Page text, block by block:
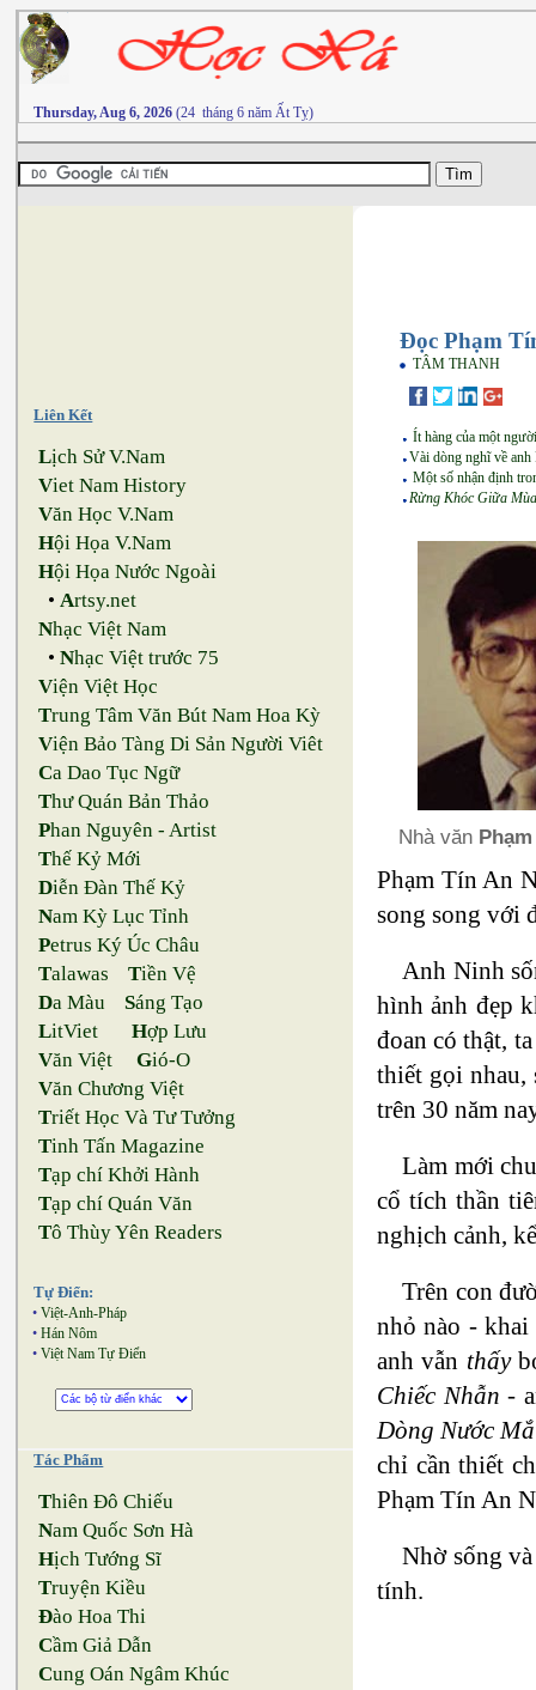
Thursday, Aug 6, 2026 (24 tháng 6 năm Ất Tỵ)
Liên Kết
Lịch Sử V.Nam
Viet Nam History
Văn Học V.Nam
Hội Họa V.Nam
Hội Họa Nước Ngoài
•Artsy.net
Nhạc Việt Nam
•Nhạc Việt trước 75
Viện Việt Học
Trung Tâm Văn Bút Nam Hoa Kỳ
Viện Bảo Tàng Di Sản Người Viêt
Ca Dao Tục Ngữ
Thư Quán Bản Thảo
Phan Nguyên - Artist
Thế Kỷ Mới
Diễn Đàn Thế Kỷ
Nam Kỳ Lục Tỉnh
Petrus Ký Úc Châu
Talawas Tiền Vệ
Da Màu Sáng Tạo
LitViet Hợp Lưu
Văn Việt Gió-O
Văn Chương Việt
Triết Học Và Tư Tưởng
Tinh Tấn Magazine
Tạp chí Khởi Hành
Tạp chí Quán Văn
Tô Thùy Yên Readers
Tự Điển:
• Việt-Anh-Pháp
• Hán Nôm
• Việt Nam Tự Điển
Tác Phẩm
Thiên Đô Chiếu
Nam Quốc Sơn Hà
Hịch Tướng Sĩ
Truyện Kiều
Đào Hoa Thi
Cầm Giả Dẫn
Cung Oán Ngâm Khúc
Đọc Phạm
TÂM THANH
Ít hàng của một
Vài dòng nghĩ về
Một số nhận định
Rừng Khóc Giữa
Nhà văn
Phạm Tín An
song song với
Anh Ninh
hình ảnh đẹp
đoan có thật,
thiết gọi nhau,
trên 30 năm
Làm mới
cổ tích thần
nghịch cảnh,
Trên con
nhỏ nào - khai
anh vẫn thấy
Chiếc Nhẫn -
Dòng Nước
chỉ cần thiết
Phạm Tín An
Nhờ sống
tính.